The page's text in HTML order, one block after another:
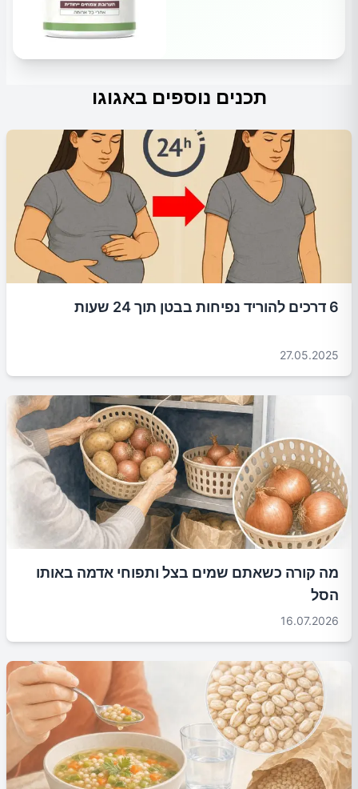
תכנים נוספים באגוגו
6 דרכים להוריד נפיחות בבטן תוך 24 שעות
27.05.2025
מה קורה כשאתם שמים בצל ותפוחי אדמה באותו
הסל
16.07.2026